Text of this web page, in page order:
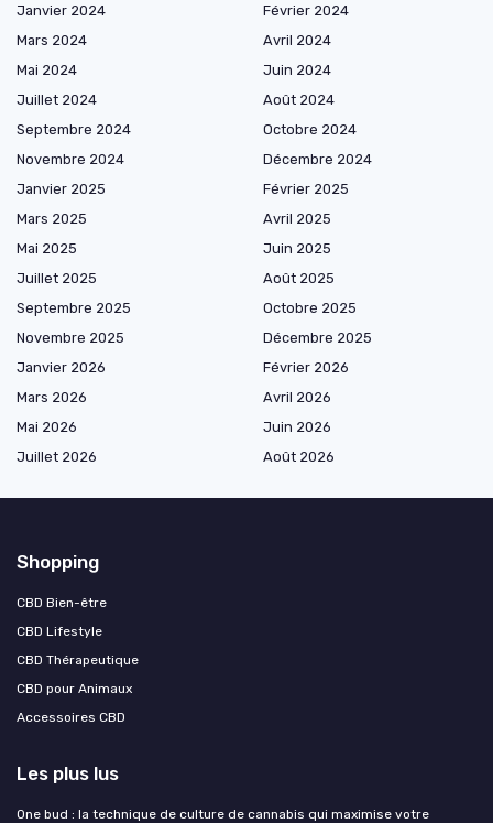
Janvier 2024
Février 2024
Mars 2024
Avril 2024
Mai 2024
Juin 2024
Juillet 2024
Août 2024
Septembre 2024
Octobre 2024
Novembre 2024
Décembre 2024
Janvier 2025
Février 2025
Mars 2025
Avril 2025
Mai 2025
Juin 2025
Juillet 2025
Août 2025
Septembre 2025
Octobre 2025
Novembre 2025
Décembre 2025
Janvier 2026
Février 2026
Mars 2026
Avril 2026
Mai 2026
Juin 2026
Juillet 2026
Août 2026
Shopping
CBD Bien-être
CBD Lifestyle
CBD Thérapeutique
CBD pour Animaux
Accessoires CBD
Les plus lus
One bud : la technique de culture de cannabis qui maximise votre